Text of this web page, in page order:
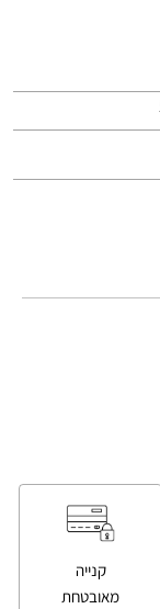
קנייה
מאובטחת